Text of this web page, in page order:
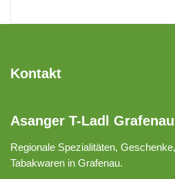
Asanger T-Ladl Grafenau
Regionale Spezialitäten,
Tabakwaren in Grafenau.
Kontakt